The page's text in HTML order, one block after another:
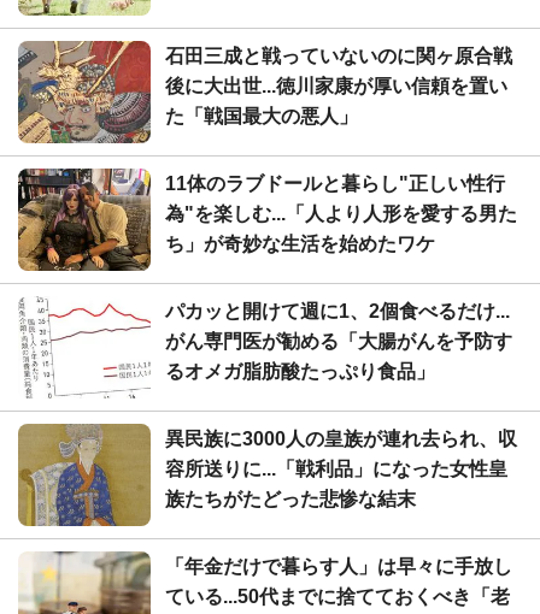
石田三成と戦っていないのに関ヶ原合戦
後に大出世...徳川家康が厚い信頼を置い
た「戦国最大の悪人」
11体のラブドールと暮らし"正しい性行
為"を楽しむ...「人より人形を愛する男た
ち」が奇妙な生活を始めたワケ
パカッと開けて週に1、2個食べるだけ...
がん専門医が勧める「大腸がんを予防す
るオメガ脂肪酸たっぷり食品」
異民族に3000人の皇族が連れ去られ、収
容所送りに...「戦利品」になった女性皇
族たちがたどった悲惨な結末
「年金だけで暮らす人」は早々に手放し
ている...50代までに捨てておくべき「老